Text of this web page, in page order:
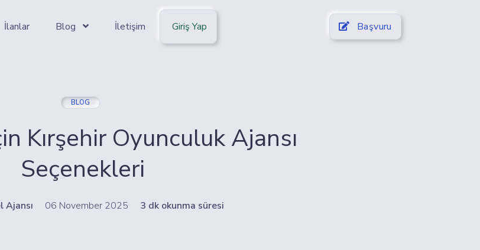
İlanlar Blog İletişim Giriş Yap Başvuru
BLOG
Kırşehir Oyunculuk Ajansı
Seçenekleri
Ajansı 06 November 2025 3 dk okunma süresi